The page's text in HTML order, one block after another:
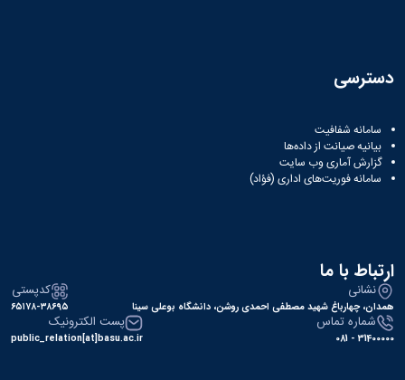
دسترسی
سامانه شفافیت
بیانیه صیانت از داده‌ها
گزارش آماری وب‌ سایت
سامانه فوریت‌های اداری (فؤاد)
ارتباط با ما
نشانی
همدان، چهارباغ شهید مصطفی احمدی روشن، دانشگاه بوعلی سینا
کدپستی
۶۵۱۷۸-۳۸۶۹۵
شماره تماس
31400000 - 081
پست الکترونیک
public_relation[at]basu.ac.ir